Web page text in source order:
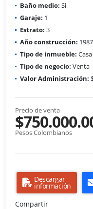
Baño medio: Si
Garaje: 1
Estrato: 3
Año construcción: 1987
Tipo de inmueble: Casa
Tipo de negocio: Venta
Valor Administración:
Precio de venta
Pesos Colombianos
Descargar
información
Compartir